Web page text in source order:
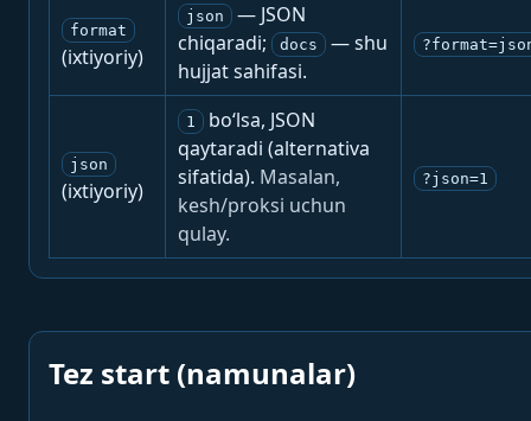
format
(ixtiyoriy)
json
— JSON
chiqaradi;
docs
— shu
hujjat sahifasi.
json
(ixtiyoriy)
1
bo‘lsa, JSON
qaytaradi (alternativa
sifatida). Masalan,
kesh/proksi uchun
qulay.
?json=1
Tez start (namunalar)